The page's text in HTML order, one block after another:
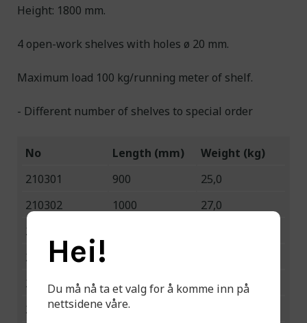
Height: 1800 mm.
4 open-work shelves with holes ø 20 mm.
Maximum load 100 kg/running meter of shelf.
- Different number of shelves to special order
No Length (mm)
Weight (kg)
210301
900
25,0
210302
1000
27,0
210303
210304
210305
1600
40,5
210306
1900
Hei!
Du må nå ta et valg for å komme inn på
nettsidene våre.